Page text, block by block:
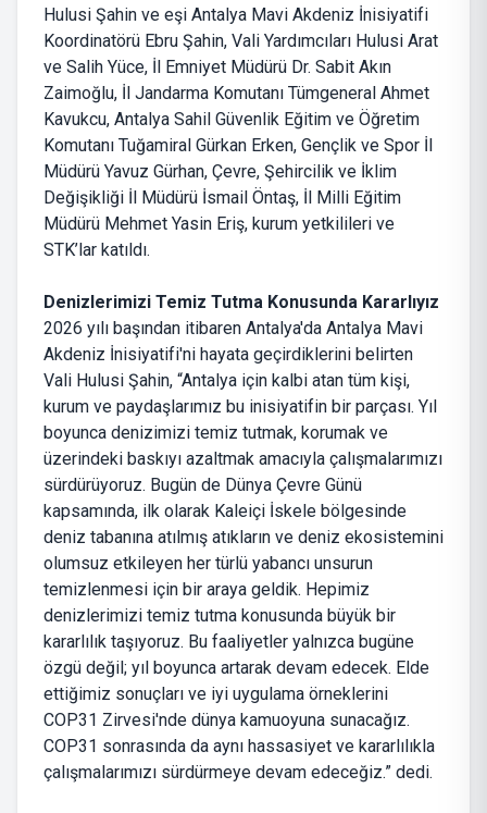
Hulusi Şahin ve eşi Antalya Mavi Akdeniz İnisiyatifi
Koordinatörü Ebru Şahin, Vali Yardımcıları Hulusi Arat
ve Salih Yüce, İl Emniyet Müdürü Dr. Sabit Akın
Zaimoğlu, İl Jandarma Komutanı Tümgeneral Ahmet
Kavukcu, Antalya Sahil Güvenlik Eğitim ve Öğretim
Komutanı Tuğamiral Gürkan Erken, Gençlik ve Spor İl
Müdürü Yavuz Gürhan, Çevre, Şehircilik ve İklim
Değişikliği İl Müdürü İsmail Öntaş, İl Milli Eğitim
Müdürü Mehmet Yasin Eriş, kurum yetkilileri ve
STK’lar katıldı.
Denizlerimizi Temiz Tutma Konusunda Kararlıyız
2026 yılı başından itibaren Antalya'da Antalya Mavi
Akdeniz İnisiyatifi'ni hayata geçirdiklerini belirten
Vali Hulusi Şahin, “Antalya için kalbi atan tüm kişi,
kurum ve paydaşlarımız bu inisiyatifin bir parçası. Yıl
boyunca denizimizi temiz tutmak, korumak ve
üzerindeki baskıyı azaltmak amacıyla çalışmalarımızı
sürdürüyoruz. Bugün de Dünya Çevre Günü
kapsamında, ilk olarak Kaleiçi İskele bölgesinde
deniz tabanına atılmış atıkların ve deniz ekosistemini
olumsuz etkileyen her türlü yabancı unsurun
temizlenmesi için bir araya geldik. Hepimiz
denizlerimizi temiz tutma konusunda büyük bir
kararlılık taşıyoruz. Bu faaliyetler yalnızca bugüne
özgü değil; yıl boyunca artarak devam edecek. Elde
ettiğimiz sonuçları ve iyi uygulama örneklerini
COP31 Zirvesi'nde dünya kamuoyuna sunacağız.
COP31 sonrasında da aynı hassasiyet ve kararlılıkla
çalışmalarımızı sürdürmeye devam edeceğiz.” dedi.